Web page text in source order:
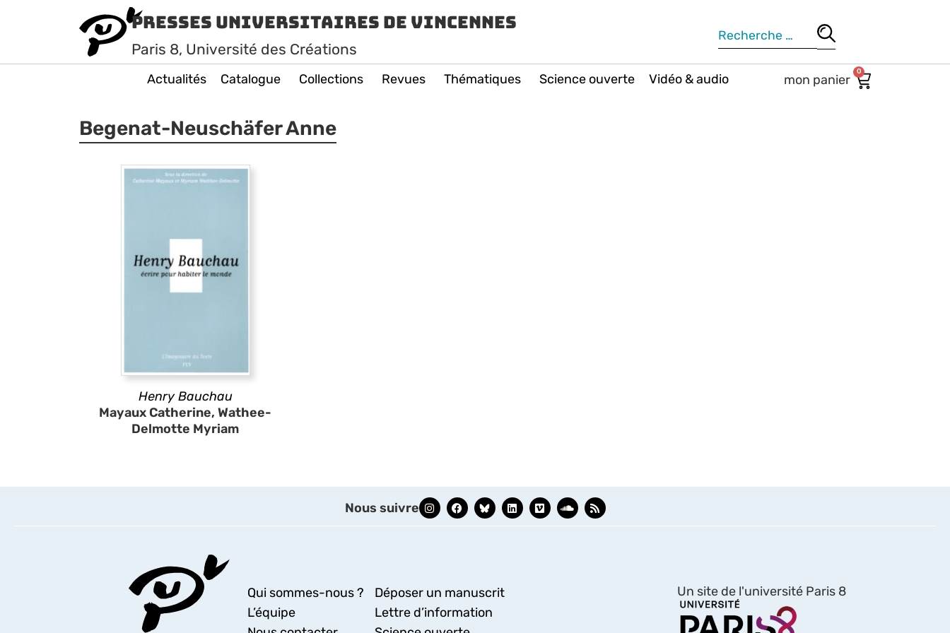
Presses Universitaires de Vincennes
Paris 8, Université des Créations
Actualités Catalogue Collections Revues Thématiques Science ouverte Vidéo & audio 0
Begenat-Neuschäfer Anne
Henry Bauchau
Mayaux Catherine, Wathee-
Delmotte Myriam
Nous suivre
Qui sommes-nous ?
L’équipe
Déposer un manuscrit
Lettre d’information
Un site de l'université Paris 8